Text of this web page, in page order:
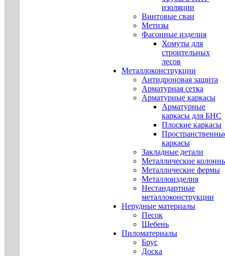
изоляции
Винтовые сваи
Метизы
Фасонные изделия
Хомуты для
строительных
лесов
Металлоконструкции
Антидроновая защита
Арматурная сетка
Арматурные каркасы
Арматурные
каркасы для БНС
Плоские каркасы
каркасы
Закладные детали
Металлические
Металлические фермы
Металлоизделия
Нестандартные
металлоконструкции
Нерудные материалы
Песок
Щебень
Пиломатериалы
Брус
Доска